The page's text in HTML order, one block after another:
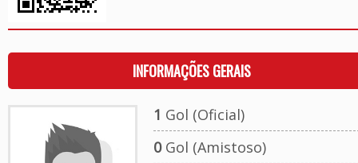
INFORMAÇÕES GERAIS
1 Gol (Oficial)
0Gol (Amistoso)